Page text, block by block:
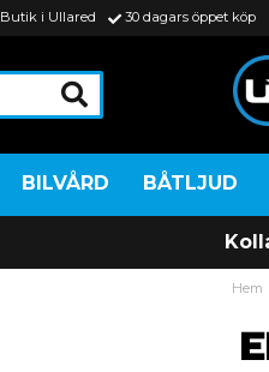
Butik i Ullared 30 dagars öppet köp
BILVÅRD BÅTLJUD
Hem